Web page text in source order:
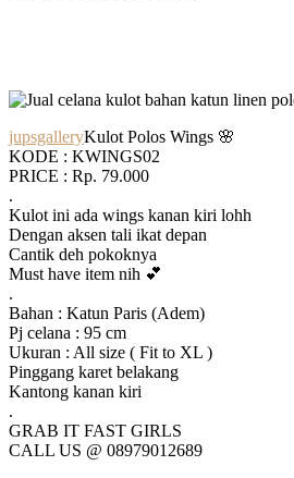
jupsgalleryKulot Polos Wings 🌸
KODE : KWINGS02
PRICE : Rp. 79.000
.
Kulot ini ada wings kanan kiri lohh
Dengan aksen tali ikat depan
Cantik deh pokoknya
Must have item nih 💕
.
Bahan : Katun Paris (Adem)
Pj celana : 95 cm
Ukuran : All size ( Fit to XL )
Pinggang karet belakang
Kantong kanan kiri
.
GRAB IT FAST GIRLS
CALL US @ 08979012689